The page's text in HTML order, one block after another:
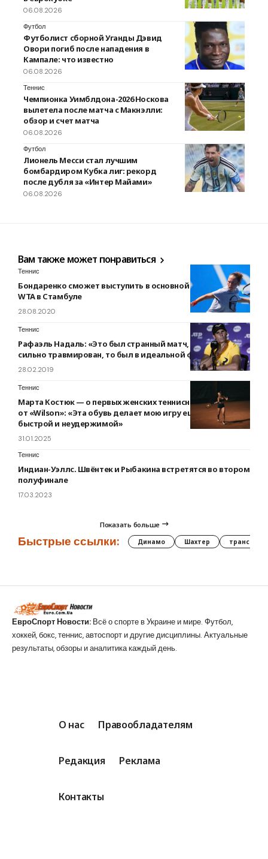
06.08.2026
Футбол
Футболист сборной Уганды Дэвид
Овори погиб после нападения в
Кампале: что известно
06.08.2026
Теннис
Чемпионка Уимблдона-2026 Носкова
вылетела после матча с Макнэлли:
обзор и счет матча
06.08.2026
Футбол
Лионель Месси стал лучшим
бомбардиром Кубка лиг: рекорд
после дубля за «Интер Майами»
06.08.2026
Вам также может понравиться
Теннис
Бондаренко сможет выступить в основной сетке турнира
WTA в Стамбуле
28.08.2020
Теннис
Рафаэль Надаль: «Это был странный матч, Кириос то был
сильно травмирован, то был в идеальной форме»
28.02.2019
Теннис
Марта Костюк — о первых женских теннисных кроссовках
от «Wilson»: «Эта обувь делает мою игру еще более
быстрой и неудержимой»
31.01.2025
Теннис
Индиан-Уэллс. Швёнтек и Рыбакина встретятся во втором
полуфинале
17.03.2023
Показать больше
Быстрые ссылки: Динамо Шахтер трансферы
ЕвроСпорт Новости: Всё о спорте в Украине и мире. Футбол,
хоккей, бокс, теннис, автоспорт и другие дисциплины. Актуальные
результаты, обзоры и аналитика каждый день.
О нас Правообладателям
Редакция Реклама
Контакты